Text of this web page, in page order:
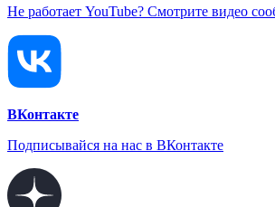
Не работает YouTube? Смотрите видео
ВКонтакте
Подписывайся на нас в ВКонтакте